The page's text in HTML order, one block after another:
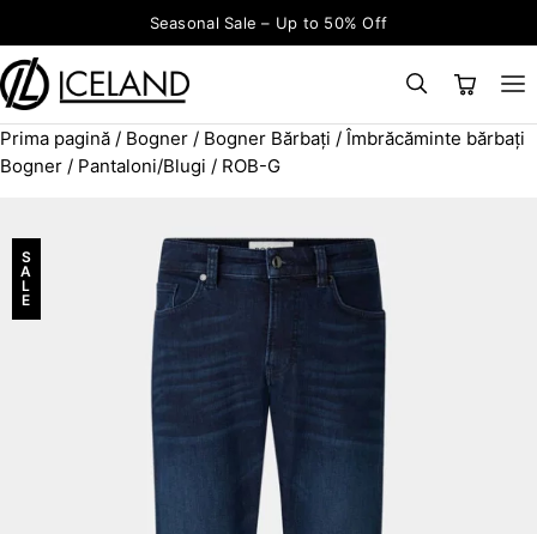
Seasonal Sale – Up to 50% Off
Search for:
CAUTĂ ×
Prima pagină / Bogner / Bogner Bărbați / Îmbrăcăminte bărbați
Bogner / Pantaloni/Blugi / ROB-G
S
A
L
E